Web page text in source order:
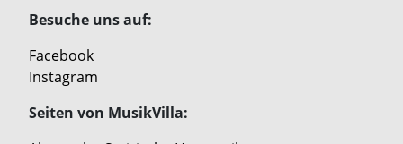
Besuche uns auf:
Facebook
Instagram
Seiten von MusikVilla: